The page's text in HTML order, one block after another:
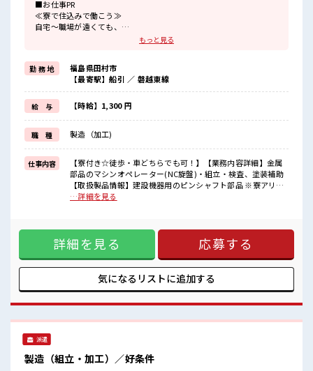
■お仕事PR
≪寮で住込みで働こう≫
自宅～職場が遠くても、
興味があれば安心して応募できちゃう！
≪適度な残業でお給料UP≫
残業は月20時間未満で、
ほどよく稼げます♪
≪ラクラク制服アリ≫
制服があるので、
毎日の服装の悩み解消♪
≪未経験OKの仕事≫
新しいことにチャレンジするのは不安だけど、
しっかり働く環境が整っています！
イチからスキルUP・ステップUP目指していきましょう！
■職場の雰囲気
休憩室で自分タイム！
安心してお仕事に集中♪
程よく残業あり！
寮付きで一人暮らしを始めたい方にオススメ！
もっと見る
勤 務 地
福島県田村市
【最寄駅】船引 ／ 磐越東線
給 与 【時給】1,300 円
職 種 製造（加工)
仕事内容
【寮付き☆徒歩・車どちらでも可！】【業務内容詳細】金属
部品のマシンオペレーター(NC旋盤)・組立・検査、塗装補助
【取扱製品情報】建設機器用のピンシャフト部品 ※寮アリの
お仕事！一人暮らしスタートにもピッタリ♪ ■お仕事PR ≪寮
ゃうかも？ ≪適度な残業でお給料UP≫ 残業は月20時間未満
で、 ほどよく稼げます♪ ≪ラクラク制服アリ≫ 制服があるの
で、 毎日の服装の悩み解消♪ ≪未経験OKの仕事≫ 新しいこ
とにチャレンジするのは不安だけど、 しっかり働く環境が整
っています！ イチからスキルUP・ステップUP目指していき
ましょう！ ■職場の雰囲気 休憩室で自分タイム！ のんびりス
く残業あり！ 寮付きで一人暮らしを始めたい方にオススメ！
…詳細を見る
詳細を見る 応募する
気になるリストに追加する
派遣
製造（組立・加工）／好条件